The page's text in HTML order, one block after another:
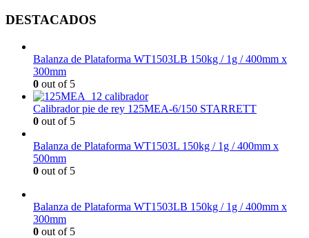
DESTACADOS
Balanza de Plataforma WT1503LB 150kg / 1g / 400mm x
300mm
0 out of 5
Calibrador pie de rey 125MEA-6/150 STARRETT
0 out of 5
Balanza de Plataforma WT1503L 150kg / 1g / 400mm x
500mm
0 out of 5
Balanza de Plataforma WT1503LB 150kg / 1g / 400mm x
300mm
0 out of 5